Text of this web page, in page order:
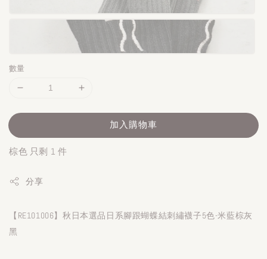
數量
加入購物車
棕色 只剩 1 件
分享
【RE101006】秋日本選品日系腳跟蝴蝶結刺繡襪子5色-米藍棕灰
黑